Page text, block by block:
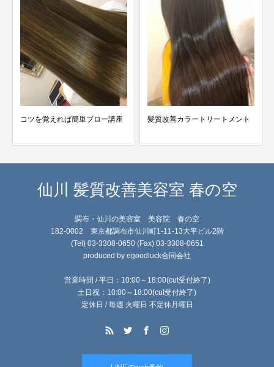
髪質改善カラートリートメント 営業前、営業中のコロナ対策
仙川 髪質改善美容室 春の空
調布・仙川の美容室 美容院 春の空
182-0002 東京都調布市仙川町1-11-13大平ビル2階
(Tel) 03-3308-0650 (Fax) 03-3308-0651
produced by egoodluck合同会社
営業時間 / 平日：10:00～18:00(cut受付終了)
土日祝：10:00～18:00(cut受付終了)
定休日 / 毎週 火曜日 不定休月曜日